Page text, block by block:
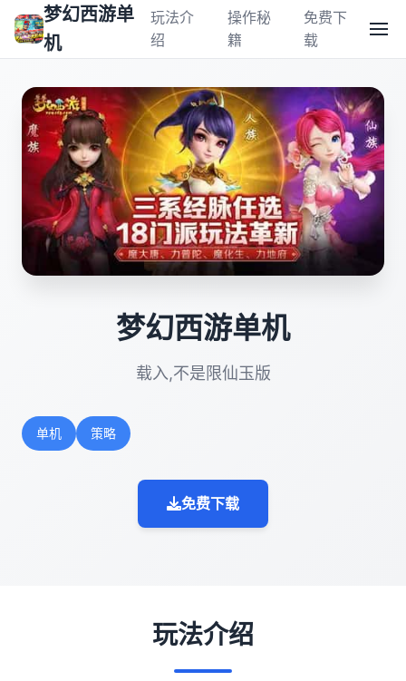
梦幻西游单
机
玩法介
绍
操作秘
籍
免费下
载
梦幻西游单机
载入,不是限仙玉版
单机 策略
免费下载
玩法介绍